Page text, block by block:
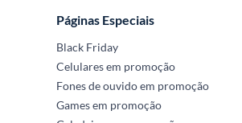
Páginas Especiais
Black Friday
Celulares em promoção
Fones de ouvido em promoção
Games em promoção